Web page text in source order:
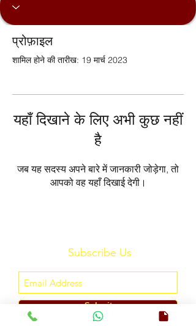
प्रोफ़ाइल
शामिल होने की तारीख: 19 मार्च 2023
यहाँ दिखाने के लिए अभी कुछ नहीं
है
जब यह सदस्य अपने बारे में जानकारी जोड़ेगा, तो
आपको वह यहाँ दिखाई देगी।
Subscribe Us
Submit